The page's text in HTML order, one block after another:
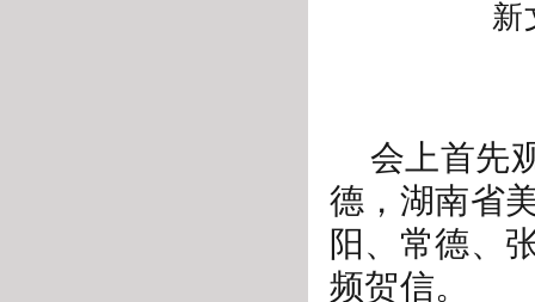
新
会上首先
德，湖南省
阳、常德、
频贺信。